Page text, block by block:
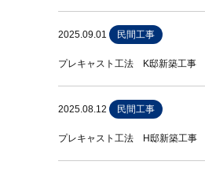
2025.09.01 民間工事
プレキャスト工法 K邸新築工
2025.08.12 民間工事
プレキャスト工法 H邸新築工